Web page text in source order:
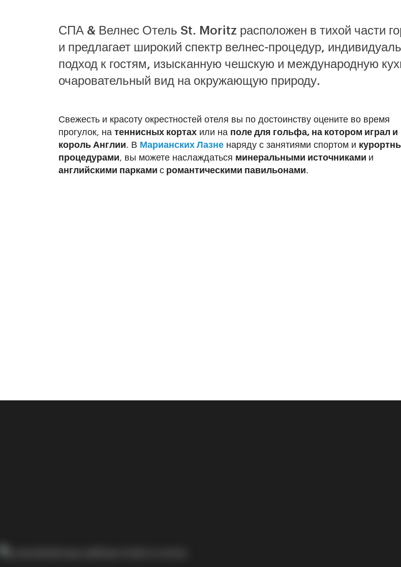
СПА & Велнес Отель St. Moritz расположен в тихой части
и предлагает широкий спектр велнес-процедур,
подход к гостям, изысканную чешскую и международную
очаровательный вид на окружающую природу.
Свежесть и красоту окрестностей отеля вы по достоинству оцените во время
прогулок, на теннисных кортах или на поле для гольфа, на котором играл и
король Англии. В Марианских Лазне наряду с занятиями спортом и
процедурами, вы можете наслаждаться минеральными источниками и
английскими парками с романтическими павильонами.